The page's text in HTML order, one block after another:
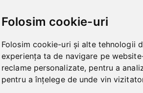
Folosim cookie-uri
Folosim cookie-uri și alte tehnologii
experiența ta de navigare pe
reclame personalizate, pentru a
pentru a înțelege de unde vin